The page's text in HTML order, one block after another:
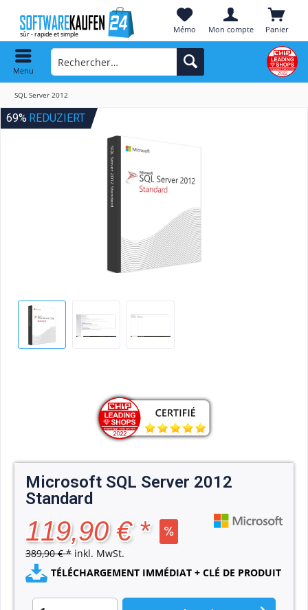
Panier
Mémo Mon compte
Menu
SQL Server 2012
69% REDUZIERT
Microsoft SQL Server 2012
Standard
119,90 € *
389,90 € * inkl. MwSt.
TÉLÉCHARGEMENT IMMÉDIAT + CLÉ DE PRODUIT